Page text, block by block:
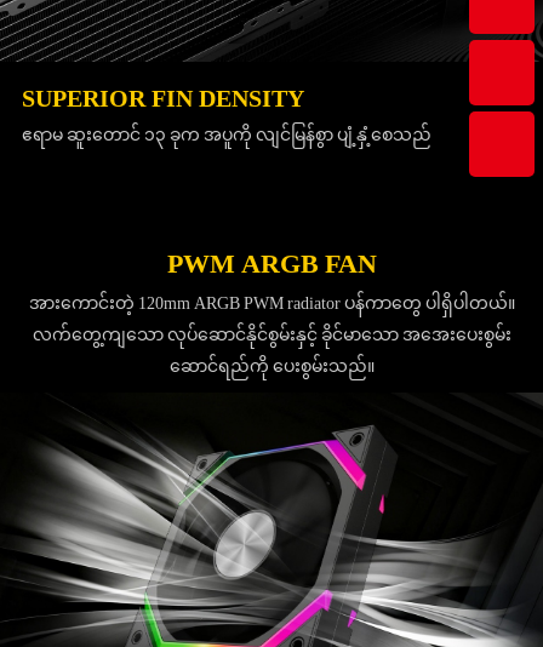
SUPERIOR FIN DENSITY
ဧရာမ ဆူးတောင် ၁၃ ခုက အပူကို လျင်မြန်စွာ ပျံ့နှံ့စေသည်
PWM ARGB FAN
အားကောင်းတဲ့ 120mm ARGB PWM radiator ပန်ကာတွေ ပါရှိပါတယ်။
လက်တွေ့ကျသော လုပ်ဆောင်နိုင်စွမ်းနှင့် ခိုင်မာသော အအေးပေးစွမ်း
ဆောင်ရည်ကို ပေးစွမ်းသည်။